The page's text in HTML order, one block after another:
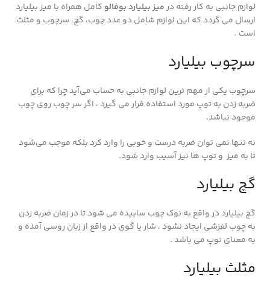
لوازم جانبی به کار رفته درمیز بیلیارد بوفالو کامل همراه با میز بیلیارد
ارسال می گردد که این لوازم شامل دو عدد چوب، گچ، سرچوب و مثلث
است .
سرچوب بیلیارد
سرچوب یکی از مهم ترین لوازم جانبی به حساب می‌آید چرا که برای
ضربه زدن به توپ مورد استفاده قرار می گیرد ، اگر سر چوب روی چوب
موجود نباشد.
نه تنها نمی توان ضربه درست و خوبی را وارد کرد بلکه موجب می‌شود
تا به میز و توپ ها نیز آسیب وارد شود.
گچ بیلیارد
گچ بیلیارد در واقع به نوک چوب ساییده می شود تا در زمان ضربه زدن
به چوب لغزشی ایجاد نشود ، شار یا گوی در واقع از زبان روسی آمده و
به معنای توپ می باشد .
مثلث بیلیارد